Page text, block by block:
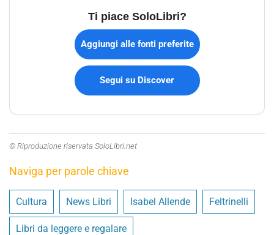
Ti piace SoloLibri?
Aggiungi alle fonti preferite
Segui su Discover
© Riproduzione riservata SoloLibri.net
Naviga per parole chiave
Cultura News Libri Isabel Allende Feltrinelli
Libri da leggere e regalare